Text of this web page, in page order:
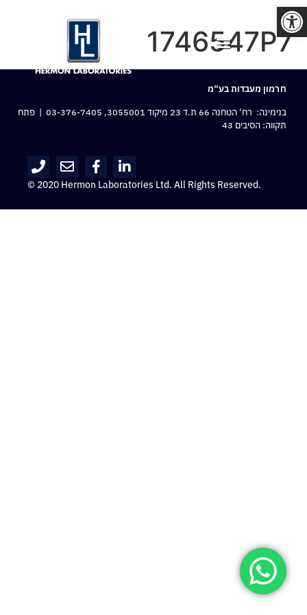
פתח סרגל נגישות
1746547P7
חרמון מעבדות בע“מ
בנימינה: רח‘ הטחנה 66 ת.ד 23 מיקוד 3055001,
03-376-7405 | פתח
תקווה: הסיבים 43
© 2020 Hermon Laboratories Ltd. All Rights Reserved.